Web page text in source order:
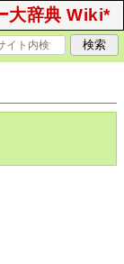
大辞典 Wiki*